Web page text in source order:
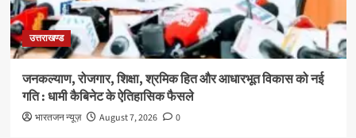
उत्तराखण्ड
जनकल्याण, रोजगार, शिक्षा, श्रमिक हित और आधारभूत विकास को नई
गति : धामी कैबिनेट के ऐतिहासिक फैसले
भारतजन न्यूज़ August 7, 2026 0